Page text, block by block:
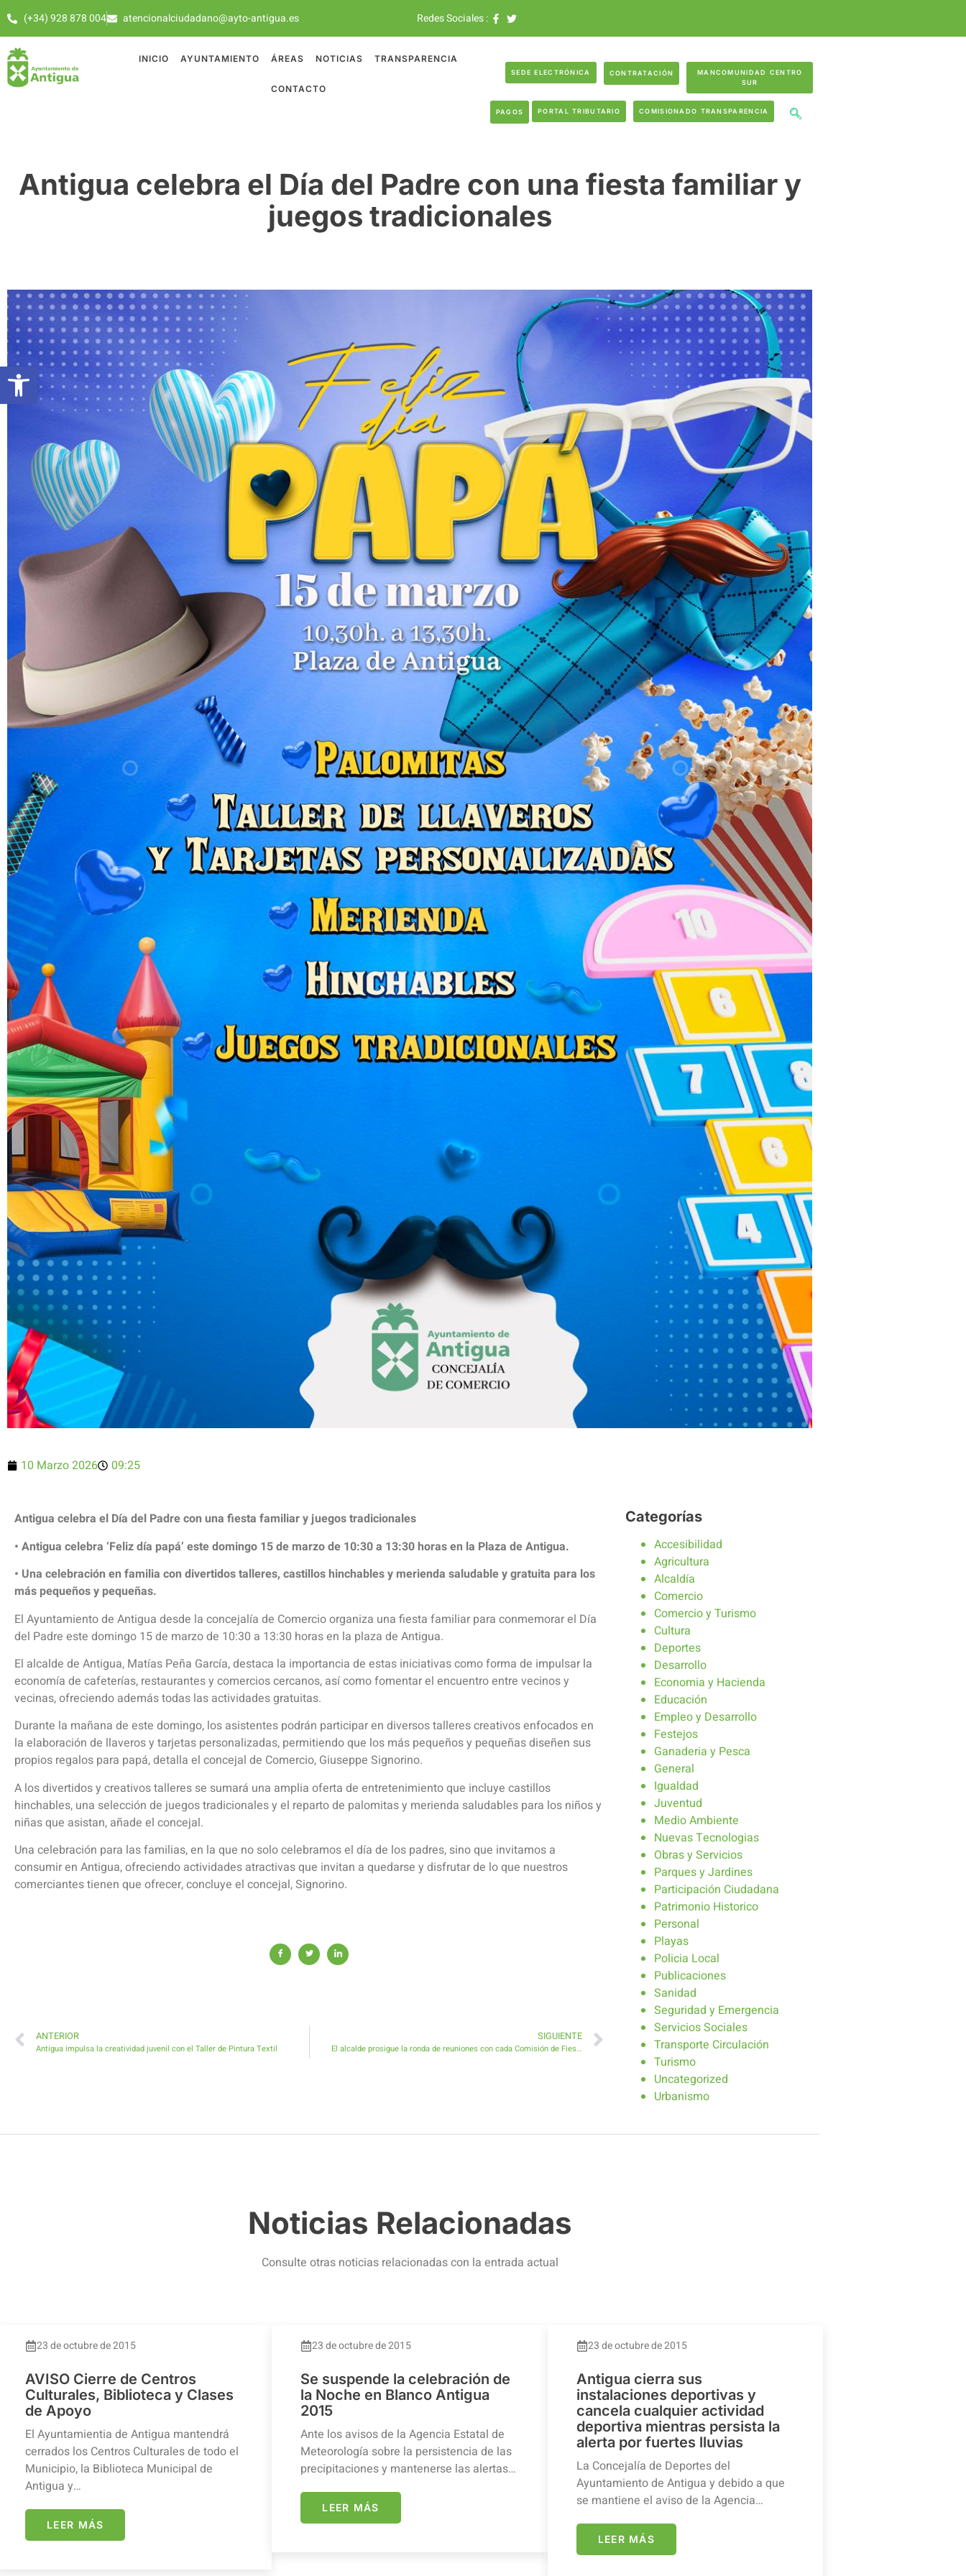
(+34) 928 878 004 atencionalciudadano@ayto-antigua.es Redes Sociales :
INICIO AYUNTAMIENTO ÁREAS NOTICIAS TRANSPARENCIA
CONTACTO
SEDE ELECTRÓNICA CONTRATACIÓN
MANCOMUNIDAD CENTRO
SUR
PAGOS PORTAL TRIBUTARIO COMISIONADO TRANSPARENCIA
Antigua celebra el Día del Padre con una fiesta familiar y
juegos tradicionales
10 Marzo 2026 09:25
Antigua celebra el Día del Padre con una fiesta familiar y juegos tradicionales
• Antigua celebra ‘Feliz día papá’ este domingo 15 de marzo de 10:30 a 13:30 horas en la Plaza de Antigua.
• Una celebración en familia con divertidos talleres, castillos hinchables y merienda saludable y gratuita para los
más pequeños y pequeñas.
El Ayuntamiento de Antigua desde la concejalía de Comercio organiza una fiesta familiar para conmemorar el Día
del Padre este domingo 15 de marzo de 10:30 a 13:30 horas en la plaza de Antigua.
El alcalde de Antigua, Matías Peña García, destaca la importancia de estas iniciativas como forma de impulsar la
economía de cafeterías, restaurantes y comercios cercanos, así como fomentar el encuentro entre vecinos y
vecinas, ofreciendo además todas las actividades gratuitas.
Durante la mañana de este domingo, los asistentes podrán participar en diversos talleres creativos enfocados en
la elaboración de llaveros y tarjetas personalizadas, permitiendo que los más pequeños y pequeñas diseñen sus
propios regalos para papá, detalla el concejal de Comercio, Giuseppe Signorino.
A los divertidos y creativos talleres se sumará una amplia oferta de entretenimiento que incluye castillos
hinchables, una selección de juegos tradicionales y el reparto de palomitas y merienda saludables para los niños y
niñas que asistan, añade el concejal.
Una celebración para las familias, en la que no solo celebramos el día de los padres, sino que invitamos a
consumir en Antigua, ofreciendo actividades atractivas que invitan a quedarse y disfrutar de lo que nuestros
comerciantes tienen que ofrecer, concluye el concejal, Signorino.
ANTERIOR
Antigua impulsa la creatividad juvenil con el Taller de Pintura Textil
SIGUIENTE
El alcalde prosigue la ronda de reuniones con cada Comisión de Fiestas
Categorías
Accesibilidad
Agricultura
Alcaldía
Comercio
Comercio y Turismo
Cultura
Deportes
Desarrollo
Economia y Hacienda
Educación
Empleo y Desarrollo
Festejos
Ganaderia y Pesca
General
Igualdad
Juventud
Medio Ambiente
Nuevas Tecnologias
Obras y Servicios
Parques y Jardines
Participación Ciudadana
Patrimonio Historico
Personal
Playas
Policia Local
Publicaciones
Sanidad
Seguridad y Emergencia
Servicios Sociales
Transporte Circulación
Turismo
Uncategorized
Urbanismo
Noticias Relacionadas
Consulte otras noticias relacionadas con la entrada actual
23 de octubre de 2015
AVISO Cierre de Centros
Culturales, Biblioteca y Clases
de Apoyo
El Ayuntamientia de Antigua mantendrá
cerrados los Centros Culturales de todo el
Municipio, la Biblioteca Municipal de
Antigua y…
LEER MÁS
23 de octubre de 2015
Se suspende la celebración de
la Noche en Blanco Antigua
2015
Ante los avisos de la Agencia Estatal de
Meteorología sobre la persistencia de las
precipitaciones y mantenerse las alertas…
LEER MÁS
23 de octubre de 2015
Antigua cierra sus
instalaciones deportivas y
cancela cualquier actividad
deportiva mientras persista la
alerta por fuertes lluvias
La Concejalía de Deportes del
Ayuntamiento de Antigua y debido a que
se mantiene el aviso de la Agencia…
LEER MÁS
Abrir barra de herramientas